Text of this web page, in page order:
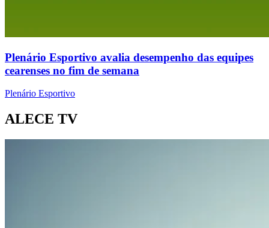
Plenário Esportivo avalia desempenho das equipes
cearenses no fim de semana
Plenário Esportivo
ALECE TV